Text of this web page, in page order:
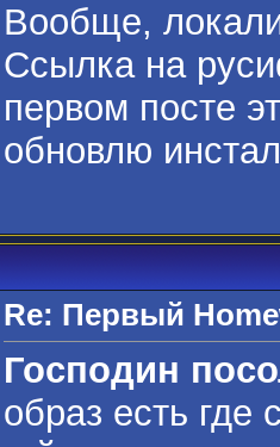
Вообще,
Ссылка на
первом посте
обновлю
Re: Первый
Господин
образ есть где